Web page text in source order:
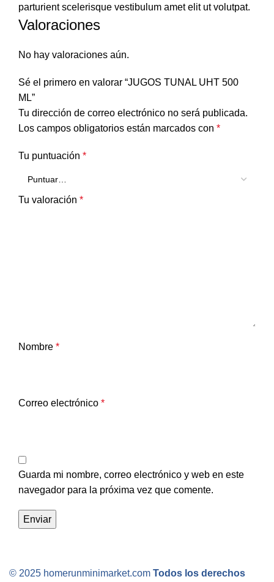
parturient scelerisque vestibulum amet elit ut volutpat.
Valoraciones
No hay valoraciones aún.
Sé el primero en valorar “JUGOS TUNAL UHT 500
ML”
Tu dirección de correo electrónico no será publicada.
Los campos obligatorios están marcados con *
Tu puntuación *
Tu valoración *
Nombre *
Correo electrónico *
Guarda mi nombre, correo electrónico y web en este
navegador para la próxima vez que comente.
© 2025 homerunminimarket.com Todos los derechos